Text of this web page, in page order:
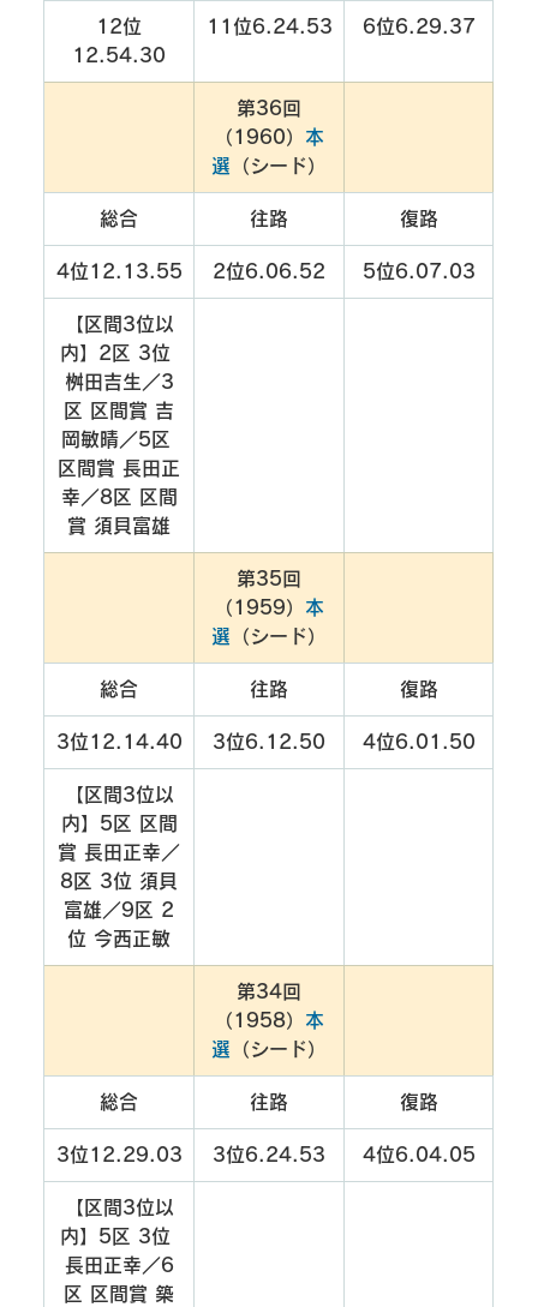
12位
12.54.30
11位6.24.53 6位6.29.37
第36回
（1960） 本
選 （シード）
総合 往路 復路
4位12.13.55 2位6.06.52 5位6.07.03
【区間3位以
内】2区 3位
桝田吉生／3
区 区間賞 吉
岡敏晴／5区
区間賞 長田正
幸／8区 区間
賞 須貝富雄
第35回
（1959） 本
選 （シード）
総合 往路 復路
3位12.14.40 3位6.12.50 4位6.01.50
【区間3位以
内】5区 区間
賞 長田正幸／
8区 3位 須貝
富雄／9区 2
位 今西正敏
第34回
（1958） 本
選 （シード）
総合 往路 復路
3位12.29.03 3位6.24.53 4位6.04.05
【区間3位以
内】5区 3位
長田正幸／6
区 区間賞 築